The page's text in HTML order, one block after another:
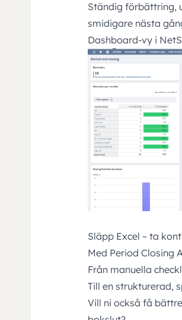
Ständig förbättring,
smidigare nästa
Dashboard-vy i
Släpp Excel – ta
Med Period Closing
Från manuella
Till en strukturerad,
Vill ni också få